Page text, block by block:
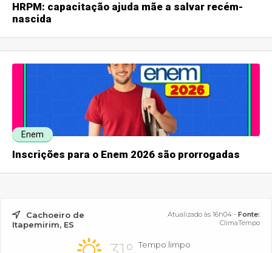
HRPM: capacitação ajuda mãe a salvar recém-
nascida
Enem
Inscrições para o Enem 2026 são prorrogadas
Cachoeiro de
Itapemirim, ES
Atualizado às 16h04 - Fonte:
ClimaTempo
Tempo limpo